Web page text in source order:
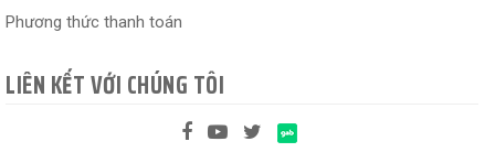
Phương thức thanh toán
LIÊN KẾT VỚI CHÚNG TÔI